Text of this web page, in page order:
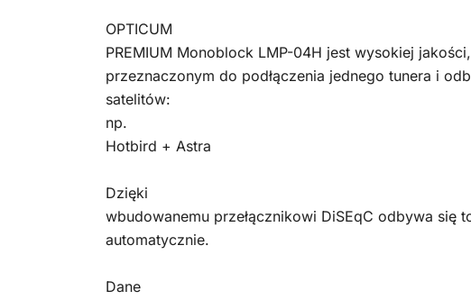
OPTICUM
PREMIUM Monoblock LMP-04H jest wysokiej
przeznaczonym do podłączenia jednego tunera i
satelitów:
np.
Hotbird + Astra
Dzięki
wbudowanemu przełącznikowi DiSEqC odbywa się
automatycznie.
Dane